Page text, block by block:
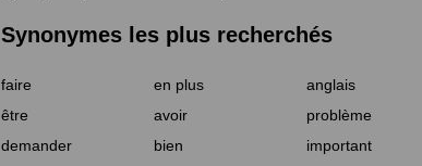
Synonymes les plus recherchés
faire en plus anglais
être
avoir problème
demander
bien important